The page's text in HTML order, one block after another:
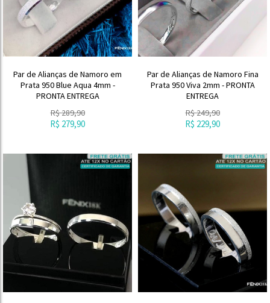
Par de Alianças de Namoro em
Prata 950 Blue Aqua 4mm -
PRONTA ENTREGA
R$289,90
R$ 279,90
Par de Alianças de Namoro Fina
Prata 950 Viva 2mm - PRONTA
ENTREGA
R$249,90
R$ 229,90